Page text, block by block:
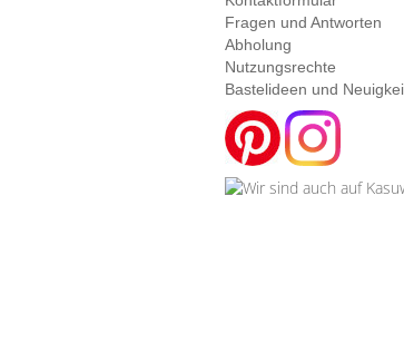
Fragen und Antworten
Abholung
Nutzungsrechte
Bastelideen und